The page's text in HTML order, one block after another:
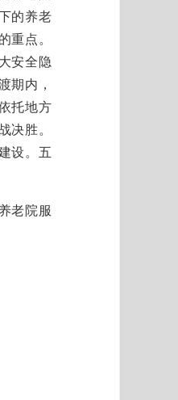
的养老
重点。
安全隐
期内，
托地方
决胜。
设。五
老院服